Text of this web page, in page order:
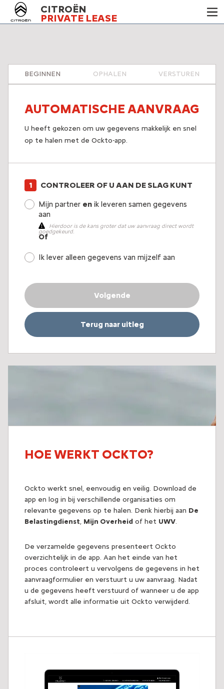
CITROËN
PRIVATE LEASE
BEGINNEN OPHALEN VERSTUREN
AUTOMATISCHE AANVRAAG
U heeft gekozen om uw gegevens makkelijk en snel
op te halen met de Ockto-app.
CONTROLEER OF U AAN DE SLAG KUNT
Mijn partner en ik leveren samen gegevens
aan
Hierdoor is de kans groter dat uw aanvraag direct wordt
goedgekeurd.
Ik lever alleen gegevens van mijzelf aan
Volgende
Terug naar uitleg
HOE WERKT OCKTO?
Ockto werkt snel, eenvoudig en veilig. Download de
app en log in bij verschillende organisaties om
relevante gegevens op te halen. Denk hierbij aan De
Belastingdienst, Mijn Overheid of het UWV.
De verzamelde gegevens presenteert Ockto
overzichtelijk in de app. Aan het einde van het
proces controleert u vervolgens de gegevens in het
aanvraagformulier en verstuurt u uw aanvraag. Nadat
u de gegevens heeft verstuurd of wanneer u de app
afsluit, wordt alle informatie uit Ockto verwijderd.